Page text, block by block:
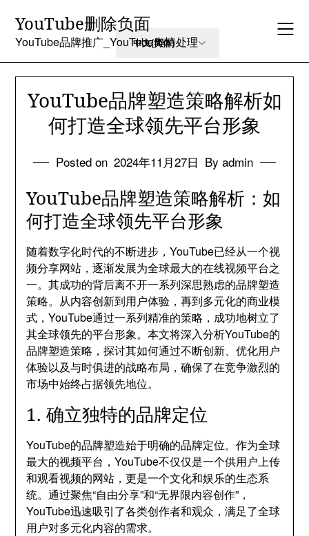
content
YouTube删除负面
YouTube品牌推广_YouTube舆情处理
YouTube品牌塑造策略解析如
何打造全球领先平台形象
Posted on 2024年11月27日 By admin
YouTube品牌塑造策略解析：如
何打造全球领先平台形象
随着数字化时代的不断进步，YouTube已经从一个视
频分享网站，逐渐发展为全球最大的在线视频平台之
一。其成功的背后离不开一系列深思熟虑的品牌塑造
策略。从内容创新到用户体验，再到多元化的商业模
式，YouTube通过一系列精准的策略，成功地树立了
其全球领先的平台形象。本文将深入分析YouTube的
品牌塑造策略，探讨其如何通过不断创新、优化用户
体验以及与时俱进的战略布局，确保了在竞争激烈的
市场中始终占据领先地位。
1. 确立独特的品牌定位
YouTube的品牌塑造始于明确的品牌定位。作为全球
最大的视频平台，YouTube不仅仅是一个供用户上传
和观看视频的网站，更是一个文化和娱乐的生态系
统。通过聚焦“自由分享”和“无界限内容创作”，
YouTube迅速吸引了各类创作者和观众，满足了全球
用户对多元化内容的需求。